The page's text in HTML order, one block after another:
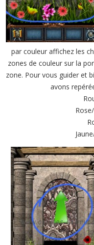
par couleur affichez les
zones de couleur sur la
zone. Pour vous guider et
avons